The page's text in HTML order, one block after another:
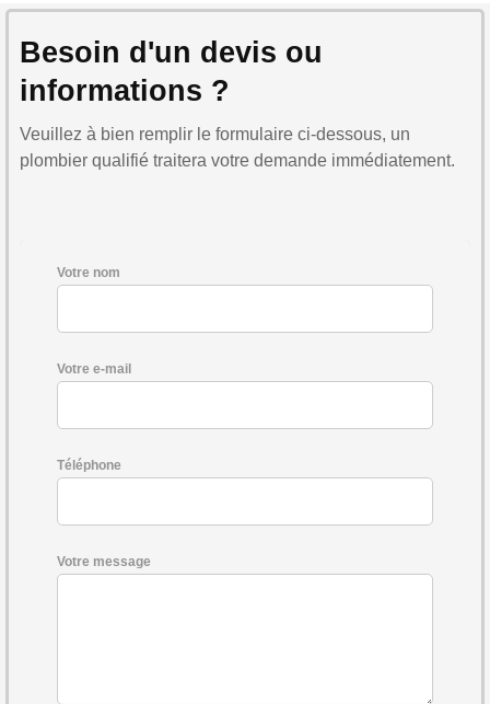
Besoin d'un devis ou
informations ?
Veuillez à bien remplir le formulaire ci-dessous, un
plombier qualifié traitera votre demande immédiatement.
Votre nom
Votre e-mail
Téléphone
Votre message